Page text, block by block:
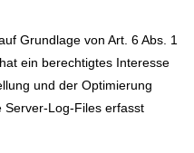
Grundlage von Art. 6 Abs. 1
ein berechtigtes Interesse
und der Optimierung
Server-Log-Files erfasst